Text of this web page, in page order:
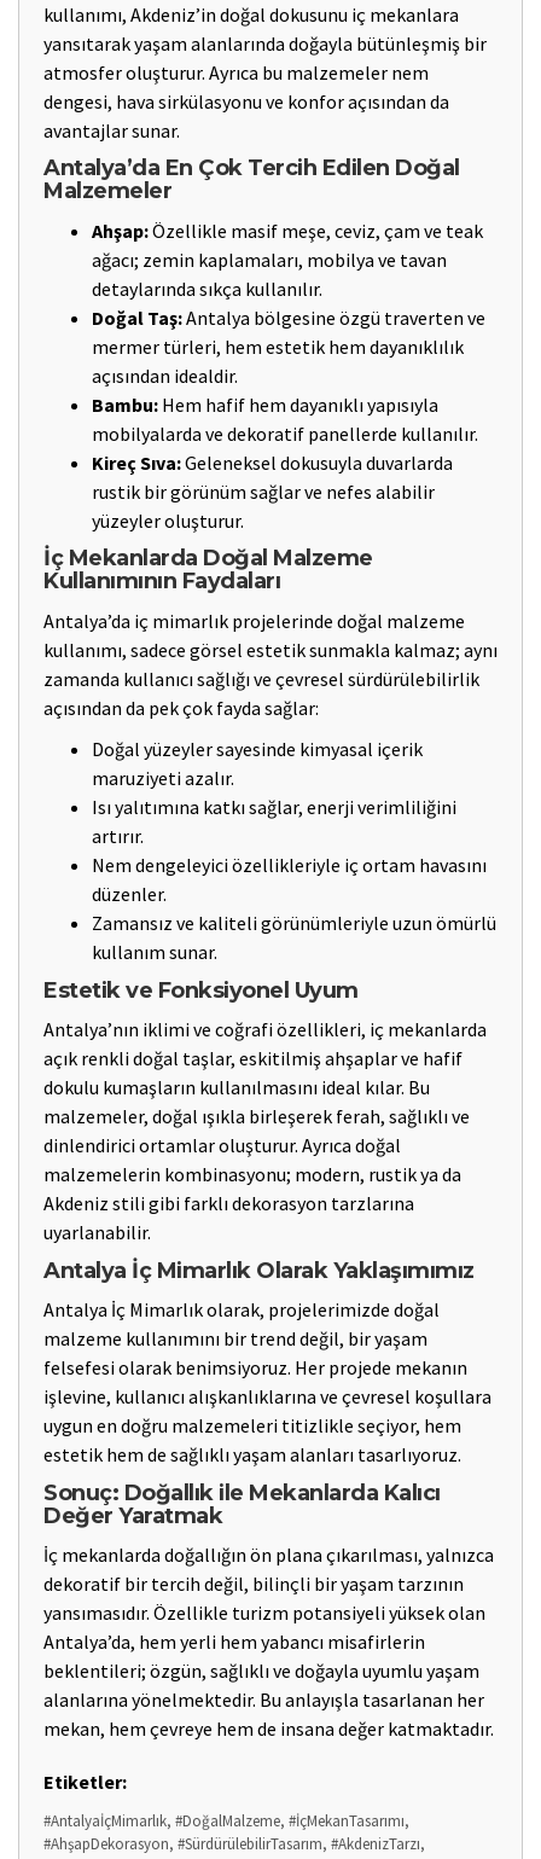
kullanımı, Akdeniz’in doğal dokusunu iç mekanlara
yansıtarak yaşam alanlarında doğayla bütünleşmiş bir
atmosfer oluşturur. Ayrıca bu malzemeler nem
dengesi, hava sirkülasyonu ve konfor açısından da
avantajlar sunar.
Antalya’da En Çok Tercih Edilen Doğal
Malzemeler
Ahşap:Özellikle masif meşe, ceviz, çam ve teak
ağacı; zemin kaplamaları, mobilya ve tavan
detaylarında sıkça kullanılır.
Doğal Taş:Antalya bölgesine özgü traverten ve
mermer türleri, hem estetik hem dayanıklılık
açısından idealdir.
Bambu: Hem hafif hem dayanıklı yapısıyla
mobilyalarda ve dekoratif panellerde kullanılır.
Kireç Sıva:Geleneksel dokusuyla duvarlarda
rustik bir görünüm sağlar ve nefes alabilir
yüzeyler oluşturur.
İç Mekanlarda Doğal Malzeme
Kullanımının Faydaları
Antalya’da iç mimarlık projelerinde doğal malzeme
kullanımı, sadece görsel estetik sunmakla kalmaz; aynı
zamanda kullanıcı sağlığı ve çevresel sürdürülebilirlik
açısından da pek çok fayda sağlar:
Doğal yüzeyler sayesinde kimyasal içerik
maruziyeti azalır.
Isı yalıtımına katkı sağlar, enerji verimliliğini
artırır.
Nem dengeleyici özellikleriyle iç ortam havasını
düzenler.
Zamansız ve kaliteli görünümleriyle uzun ömürlü
kullanım sunar.
Estetik ve Fonksiyonel Uyum
Antalya’nın iklimi ve coğrafi özellikleri, iç mekanlarda
açık renkli doğal taşlar, eskitilmiş ahşaplar ve hafif
dokulu kumaşların kullanılmasını ideal kılar. Bu
malzemeler, doğal ışıkla birleşerek ferah, sağlıklı ve
dinlendirici ortamlar oluşturur. Ayrıca doğal
malzemelerin kombinasyonu; modern, rustik ya da
Akdeniz stili gibi farklı dekorasyon tarzlarına
uyarlanabilir.
Antalya İç Mimarlık Olarak Yaklaşımımız
Antalya İç Mimarlık olarak, projelerimizde doğal
malzeme kullanımını bir trend değil, bir yaşam
felsefesi olarak benimsiyoruz. Her projede mekanın
işlevine, kullanıcı alışkanlıklarına ve çevresel koşullara
uygun en doğru malzemeleri titizlikle seçiyor, hem
estetik hem de sağlıklı yaşam alanları tasarlıyoruz.
Sonuç: Doğallık ile Mekanlarda Kalıcı
Değer Yaratmak
İç mekanlarda doğallığın ön plana çıkarılması, yalnızca
dekoratif bir tercih değil, bilinçli bir yaşam tarzının
yansımasıdır. Özellikle turizm potansiyeli yüksek olan
Antalya’da, hem yerli hem yabancı misafirlerin
beklentileri; özgün, sağlıklı ve doğayla uyumlu yaşam
alanlarına yönelmektedir. Bu anlayışla tasarlanan her
mekan, hem çevreye hem de insana değer katmaktadır.
Etiketler:
#AntalyaİçMimarlık, #DoğalMalzeme, #İçMekanTasarımı,
#AhşapDekorasyon, #SürdürülebilirTasarım, #AkdenizTarzı,